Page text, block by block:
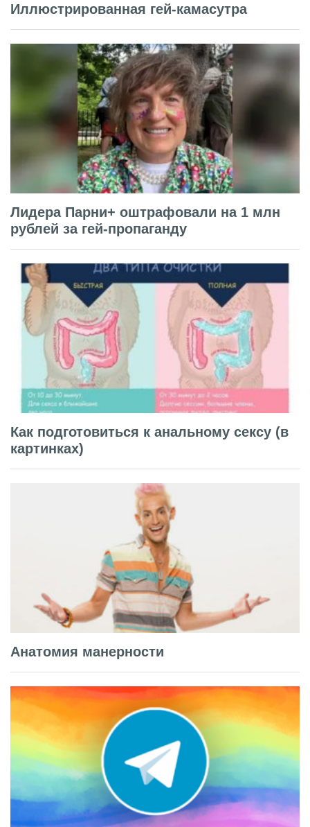
Иллюстрированная гей-камасутра
Лидера Парни+ оштрафовали на 1 млн
рублей за гей-пропаганду
Как подготовиться к анальному сексу (в
картинках)
Анатомия манерности